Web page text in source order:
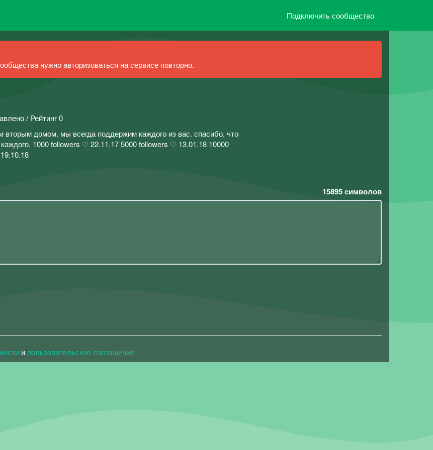
Подключить сообщество
нужно авторизоваться на сервисе повторно.
/ Рейтинг 0
вторым домом. мы всегда поддержим каждого из вас. спасибо, что
1000 followers ♡ 22.11.17 5000 followers ♡ 13.01.18 10000
15895символов
и пользовательское соглашение